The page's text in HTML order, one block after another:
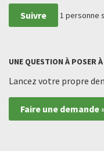
Suivre 1 personne
UNE QUESTION À POSER
Lancez votre propre
Faire une demande